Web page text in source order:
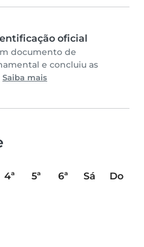
oficial
documento de
e concluiu as
Saiba mais
4ª 5ª 6ª Sá
Do